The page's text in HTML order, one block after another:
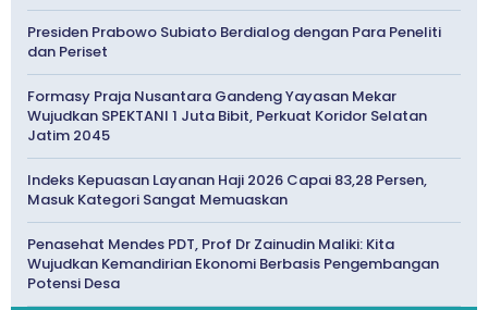
Presiden Prabowo Subiato Berdialog dengan Para Peneliti
dan Periset
Formasy Praja Nusantara Gandeng Yayasan Mekar
Wujudkan SPEKTANI 1 Juta Bibit, Perkuat Koridor Selatan
Jatim 2045
Indeks Kepuasan Layanan Haji 2026 Capai 83,28 Persen,
Masuk Kategori Sangat Memuaskan
Penasehat Mendes PDT, Prof Dr Zainudin Maliki: Kita
Wujudkan Kemandirian Ekonomi Berbasis Pengembangan
Potensi Desa